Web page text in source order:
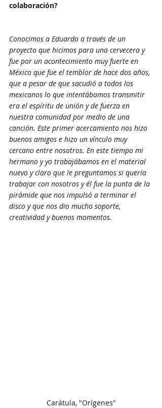
colaboración?
Conocimos a Eduardo a través de un
proyecto que hicimos para una cervecera y
fue por un acontecimiento muy fuerte en
México que fue el temblor de hace dos años,
que a pesar de que sacudió a todos los
mexicanos lo que intentábamos transmitir
era el espíritu de unión y de fuerza en
nuestra comunidad por medio de una
canción. Este primer acercamiento nos hizo
buenos amigos e hizo un vínculo muy
cercano entre nosotros. En este tiempo mi
hermano y yo trabajábamos en el material
nuevo y claro que le preguntamos si quería
trabajar con nosotros y él fue la punta de la
pirámide que nos impulsó a terminar el
disco y que nos dio mucho soporte,
creatividad y buenos momentos.
Carátula, "Orígenes"